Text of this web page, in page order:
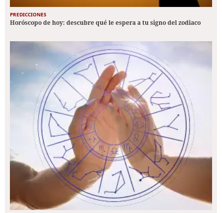
PREDICCIONES
Horóscopo de hoy: descubre qué le espera a tu signo del zodiaco